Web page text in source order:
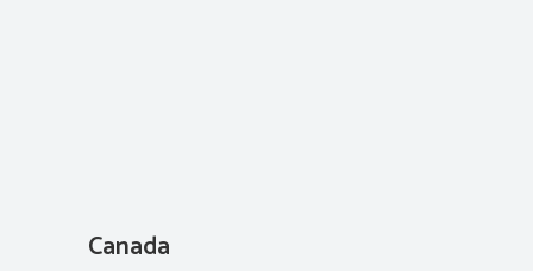
Canada